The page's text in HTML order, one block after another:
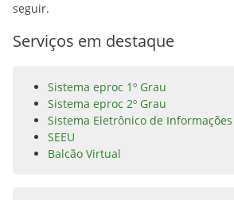
seguir.
Serviços em destaque
Sistema eproc 1º Grau
Sistema eproc 2º Grau
Sistema Eletrônico de Informações
SEEU
Balcão Virtual